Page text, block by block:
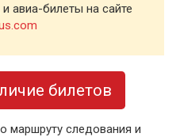
авиа-билеты на сайте
билетов
маршруту следования и